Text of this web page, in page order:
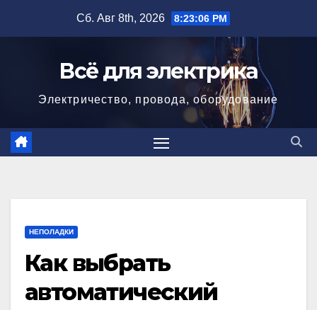
Сб. Авг 8th, 2026 8:23:07 PM
Всё для электрика
Электричество, провода, оборудование
НЕПОЛАДКИ
Как выбрать
автоматический